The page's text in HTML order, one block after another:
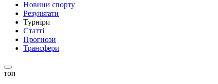
Новини спорту
Результати
Турніри
Статті
Прогнози
Трансфери
топ